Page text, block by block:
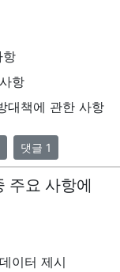
항
책에 관한 사항
댓글 1
주요 사항에
이터 제시